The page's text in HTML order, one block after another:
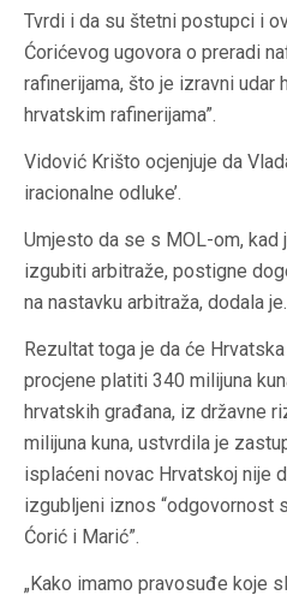
Tvrdi i da su štetni postupci i
Ćorićevog ugovora o preradi
rafinerijama, što je izravni
hrvatskim rafinerijama”.
Vidović Krišto ocjenjuje da
iracionalne odluke’.
Umjesto da se s MOL-om,
izgubiti arbitraže, postigne
na nastavku arbitraža, dodala je.
Rezultat toga je da će
procjene platiti 340 milijuna
hrvatskih građana, iz državne
milijuna kuna, ustvrdila je
isplaćeni novac Hrvatskoj nije
izgubljeni iznos “odgovornost
Ćorić i Marić”.
„Kako imamo pravosuđe koje